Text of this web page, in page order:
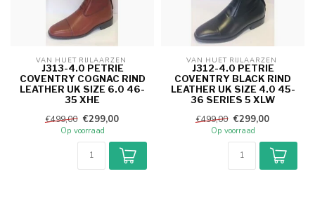
VAN HUET RIJLAARZEN
J313-4.0 PETRIE
COVENTRY COGNAC RIND
LEATHER UK SIZE 6.0 46-
35 XHE
€499,00 €299,00
Op voorraad
VAN HUET RIJLAARZEN
J312-4.0 PETRIE
COVENTRY BLACK RIND
LEATHER UK SIZE 4.0 45-
36 SERIES 5 XLW
€499,00 €299,00
Op voorraad